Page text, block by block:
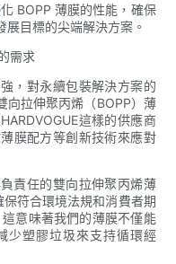
BOPP 薄膜的性能，確保
目標的尖端解決方案。
需求
，對永續包裝解決方案的
向拉伸聚丙烯（BOPP）薄
這樣的供應商
膜配方等創新技術來應對
責任的雙向拉伸聚丙烯薄
符合環境法規和消費者期
意味著我們的薄膜不僅能
少塑膠垃圾來支持循環經